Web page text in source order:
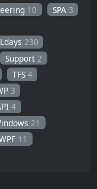
10 SPA 3
230
Support 2
TFS 4
3
4
21
11